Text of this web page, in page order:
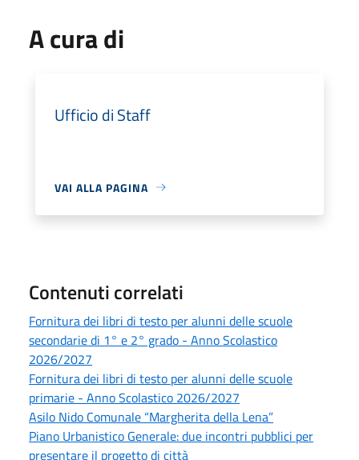
A cura di
Ufficio di Staff
VAI ALLA PAGINA
Contenuti correlati
Fornitura dei libri di testo per alunni delle scuole
secondarie di 1° e 2° grado - Anno Scolastico
2026/2027
Fornitura dei libri di testo per alunni delle scuole
primarie - Anno Scolastico 2026/2027
Asilo Nido Comunale “Margherita della Lena”
Piano Urbanistico Generale: due incontri pubblici per
presentare il progetto di città